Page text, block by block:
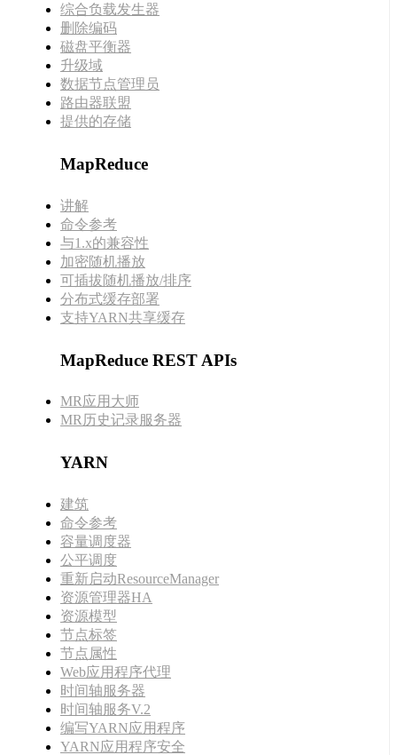
综合负载发生器
删除编码
磁盘平衡器
升级域
数据节点管理员
路由器联盟
提供的存储
MapReduce
讲解
命令参考
与1.x的兼容性
加密随机播放
可插拔随机播放/排序
分布式缓存部署
支持YARN共享缓存
MapReduce REST APIs
MR应用大师
MR历史记录服务器
YARN
建筑
命令参考
容量调度器
公平调度
重新启动ResourceManager
资源管理器HA
资源模型
节点标签
节点属性
Web应用程序代理
时间轴服务器
时间轴服务V.2
编写YARN应用程序
YARN应用程序安全